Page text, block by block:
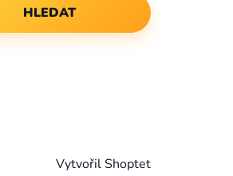
HLEDAT
Vytvořil Shoptet